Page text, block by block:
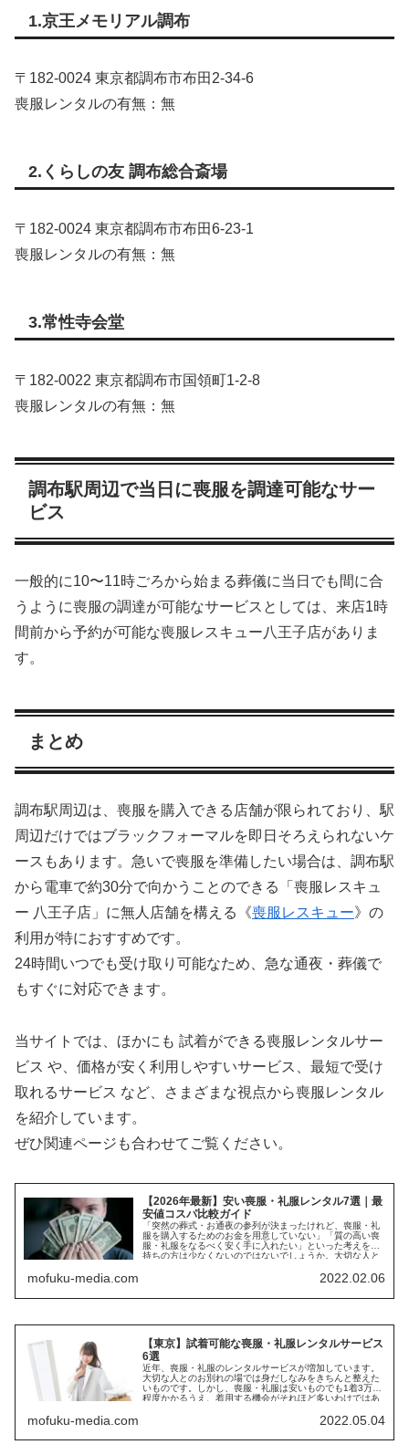
1.京王メモリアル調布
〒182‑0024 東京都調布市布田2‑34‑6
喪服レンタルの有無：無
2.くらしの友 調布総合斎場
〒182‑0024 東京都調布市布田6‑23‑1
喪服レンタルの有無：無
3.常性寺会堂
〒182‑0022 東京都調布市国領町1‑2‑8
喪服レンタルの有無：無
調布駅周辺で当日に喪服を調達可能なサー
ビス
一般的に10〜11時ごろから始まる葬儀に当日でも間に合
うように喪服の調達が可能なサービスとしては、来店1時
間前から予約が可能な喪服レスキュー八王子店がありま
す。
まとめ
調布駅周辺は、喪服を購入できる店舗が限られており、駅
周辺だけではブラックフォーマルを即日そろえられないケ
ースもあります。急いで喪服を準備したい場合は、調布駅
から電車で約30分で向かうことのできる「喪服レスキュ
ー 八王子店」に無人店舗を構える《喪服レスキュー》の
利用が特におすすめです。
24時間いつでも受け取り可能なため、急な通夜・葬儀で
もすぐに対応できます。
当サイトでは、ほかにも 試着ができる喪服レンタルサー
ビス や、価格が安く利用しやすいサービス、最短で受け
取れるサービス など、さまざまな視点から喪服レンタル
を紹介しています。
ぜひ関連ページも合わせてご覧ください。
【2026年最新】安い喪服・礼服レンタル7選｜最
安値コスパ比較ガイド
「突然の葬式・お通夜の参列が決まったけれど、喪服・礼
服を購入するためのお金を用意していない」「質の高い喪
服・礼服をなるべく安く手に入れたい」といった考えをお
持ちの方は少なくないのではないでしょうか。大切な人と
mofuku-media.com 2022.02.06
【東京】試着可能な喪服・礼服レンタルサービス
6選
近年、喪服・礼服のレンタルサービスが増加しています。
大切な人とのお別れの場では身だしなみをきちんと整えた
いものです。しかし、喪服・礼服は安いものでも1着3万円
程度かかるうえ、着用する機会がそれほど多いわけではあ
mofuku-media.com 2022.05.04